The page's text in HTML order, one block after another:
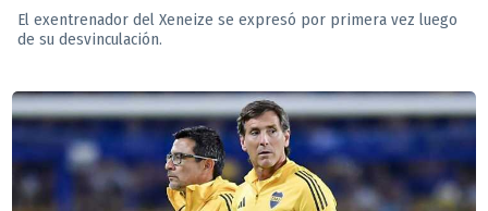
El exentrenador del Xeneize se expresó por primera vez luego
de su desvinculación.